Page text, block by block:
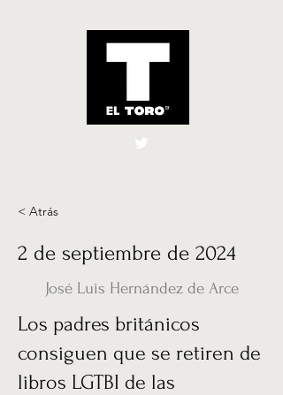
El Toro España
< Atrás
2 de septiembre de 2024
José Luis Hernández de Arce
Los padres británicos
consiguen que se retiren de
libros LGTBI de las